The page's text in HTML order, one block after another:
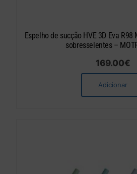
Espelho de sucção HVE 3D Eva
sobresselentes –
169.00€
Adicionar